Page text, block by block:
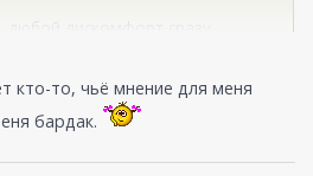
любой дискомфорт сразу
же не обязательно значит, что
боитесь (например, что
кто-то, чьё мнение для меня
бардак.